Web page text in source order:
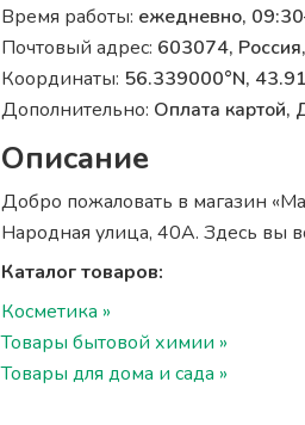
Время работы: ежедневно,
Почтовый адрес: 603074,
Координаты: 56.339000°N,
Дополнительно: Оплата картой,
Описание
Добро пожаловать в магазин
Народная улица, 40А. Здесь вы
Каталог товаров:
Косметика »
Товары бытовой химии »
Товары для дома и сада »